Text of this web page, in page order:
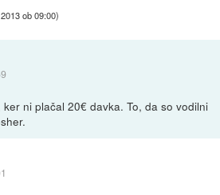
ob 09:00)
ni plačal 20€ davka. To, da so vodilni